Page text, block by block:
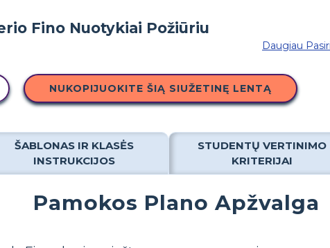
Daugiau
NUKOPIJUOKITE ŠIĄ SIUŽETINĘ LENTĄ
ŠABLONAS IR KLASĖS
INSTRUKCIJOS
STUDENTŲ VERTINIMO
KRITERIJAI
Pamokos Plano Apžvalga